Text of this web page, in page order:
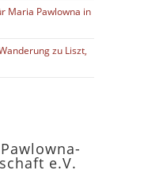
Maria Pawlowna in
zu Liszt,
e.V.